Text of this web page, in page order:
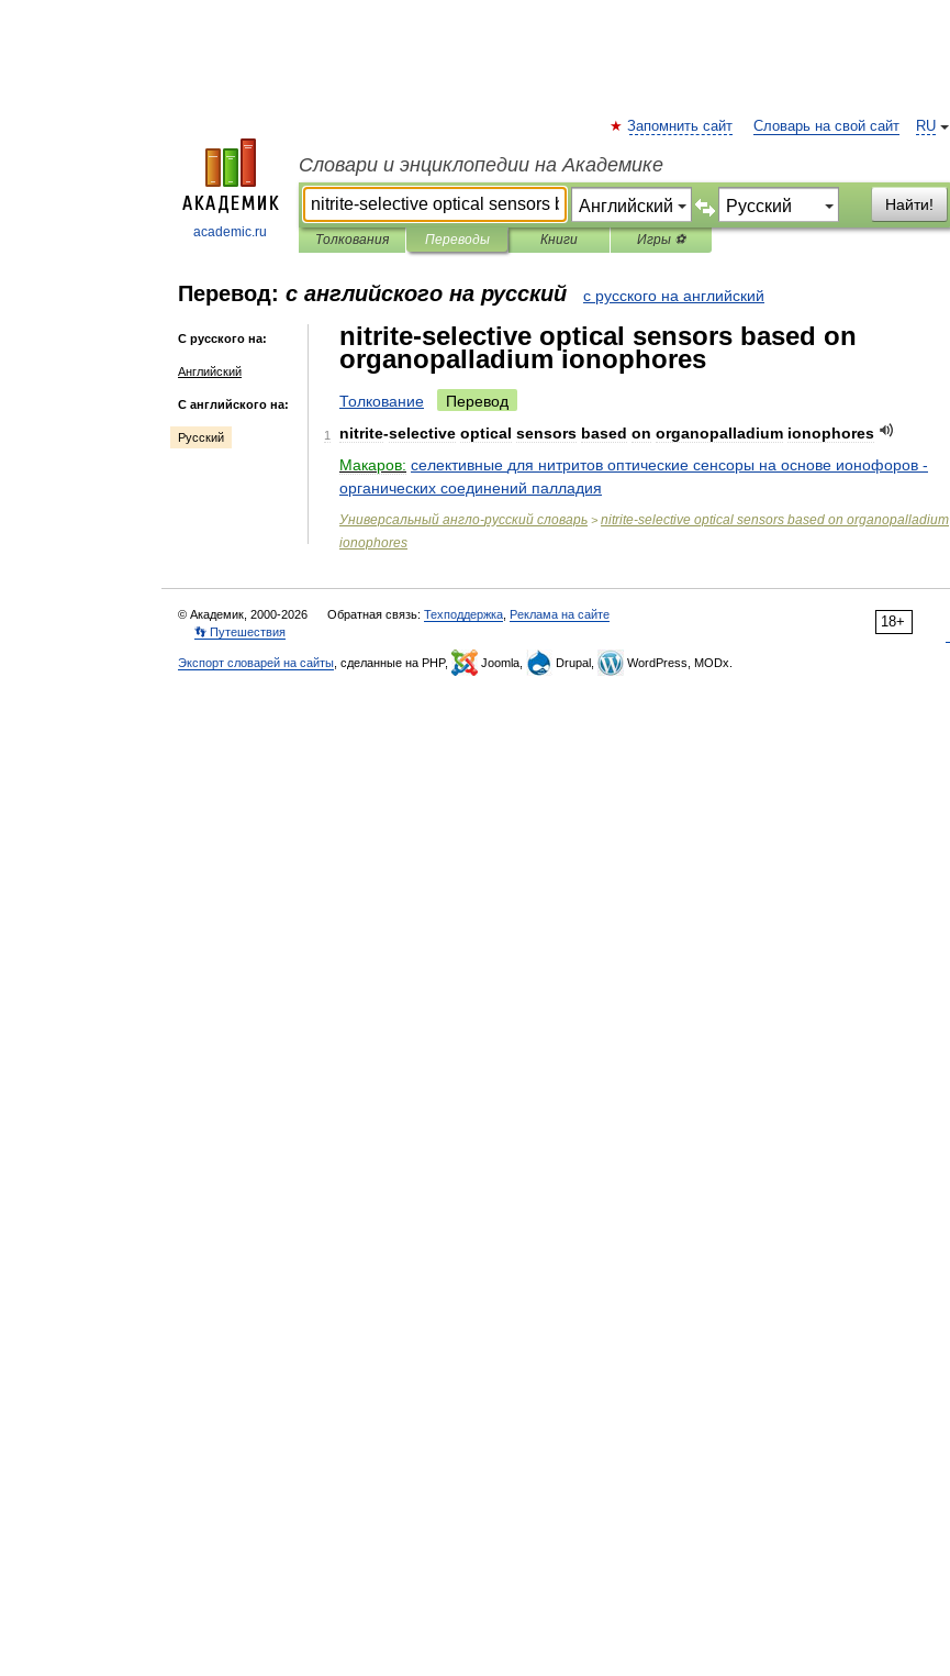
academic.ru
RU
Запомнить сайт Словарь на свой сайт
Словари и энциклопедии на Академике
Найти!
Толкования Переводы Книги Игры ⚽
Перевод: с английского на русский с русского на английский
С русского на:
Английский
С английского на:
Русский
nitrite-selective optical sensors based on
organopalladium ionophores
Толкование Перевод
1 nitrite-selective optical sensors based on organopalladium ionophores
Макаров: селективные для нитритов оптические сенсоры на основе ионофоров -
органических соединений палладия
Универсальный англо-русский словарь > nitrite-selective optical sensors based on organopalladium
ionophores
18+
© Академик, 2000-2026 Обратная связь: Техподдержка Реклама на сайте
👣 Путешествия
Экспорт словарей на сайты , сделанные на PHP, Joomla, Drupal, WordPress, MODx.